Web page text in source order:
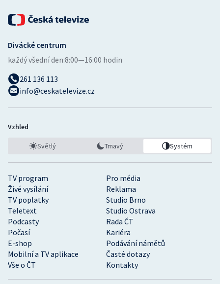
TV program
Pro média
Živé vysílání
Reklama
TV poplatky
Studio Brno
Teletext
Studio Ostrava
Podcasty
Rada ČT
Počasí
Kariéra
E-shop
Podávání námětů
Mobilní a TV aplikace
Časté dotazy
Vše o ČT
Kontakty
Divácké centrum
každý všední den:8:00—16:00 hodin
261 136 113
info@ceskatelevize.cz
Vzhled
Světlý Tmavý Systém